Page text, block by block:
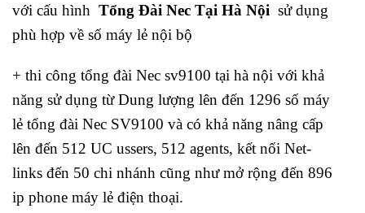
với cấu hình Tổng Đài Nec Tại Hà Nội sử dụng
phù hợp về số máy lẻ nội bộ
+ thi công tổng đài Nec sv9100 tại hà nội với khả
năng sử dụng từ Dung lượng lên đến 1296 số máy
lẻ tổng đài Nec SV9100 và có khả năng nâng cấp
lên đến 512 UC ussers, 512 agents, kết nối Net-
links đến 50 chi nhánh cũng như mở rộng đến 896
ip phone máy lẻ điện thoại.